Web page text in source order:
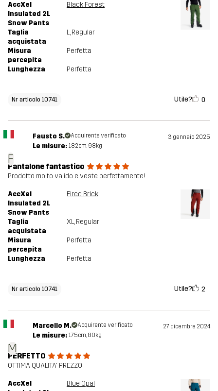
AccXel
Insulated 2L
Snow Pants
Black Forest
Taglia
acquistata
L, Regular
Misura
percepita
Perfetta
Lunghezza Perfetta
Nr articolo 10741 Utile? 0
F
Fausto S. Acquirente verificato 3 gennaio 2025
Le misure: 182cm, 98kg
Pantalone fantastico
Prodotto molto valido e veste perfettamente!
AccXel
Insulated 2L
Snow Pants
Fired Brick
Taglia
acquistata
XL, Regular
Misura
percepita
Perfetta
Lunghezza Perfetta
Nr articolo 10741 Utile? 2
M
Marcello M. Acquirente verificato 27 dicembre 2024
Le misure: 175cm, 80kg
PERFETTO
OTTIMA QUALITA' PREZZO
AccXel
Blue Opal